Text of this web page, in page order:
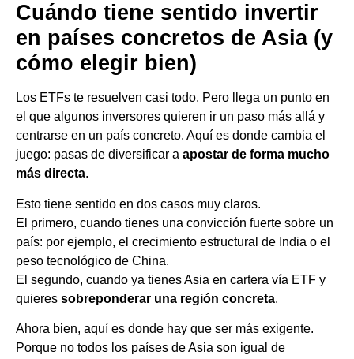
Cuándo tiene sentido invertir
en países concretos de Asia (y
cómo elegir bien)
Los ETFs te resuelven casi todo. Pero llega un punto en
el que algunos inversores quieren ir un paso más allá y
centrarse en un país concreto. Aquí es donde cambia el
juego: pasas de diversificar a apostar de forma mucho
más directa.
Esto tiene sentido en dos casos muy claros.
El primero, cuando tienes una convicción fuerte sobre un
país: por ejemplo, el crecimiento estructural de India o el
peso tecnológico de China.
El segundo, cuando ya tienes Asia en cartera vía ETF y
quieres sobreponderar una región concreta.
Ahora bien, aquí es donde hay que ser más exigente.
Porque no todos los países de Asia son igual de